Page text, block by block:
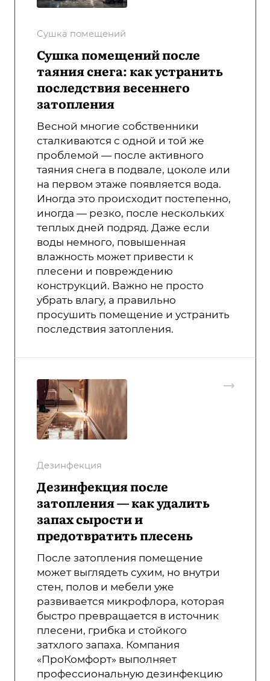
Сушка помещений
Сушка помещений после
таяния снега: как устранить
последствия весеннего
затопления
Весной многие собственники
сталкиваются с одной и той же
проблемой — после активного
таяния снега в подвале, цоколе или
на первом этаже появляется вода.
Иногда это происходит постепенно,
иногда — резко, после нескольких
теплых дней подряд. Даже если
воды немного, повышенная
влажность может привести к
плесени и повреждению
конструкций. Важно не просто
убрать влагу, а правильно
просушить помещение и устранить
последствия затопления.
Дезинфекция
Дезинфекция после
затопления — как удалить
запах сырости и
предотвратить плесень
После затопления помещение
может выглядеть сухим, но внутри
стен, полов и мебели уже
развивается микрофлора, которая
быстро превращается в источник
плесени, грибка и стойкого
затхлого запаха. Компания
«ПроКомфорт» выполняет
профессиональную дезинфекцию